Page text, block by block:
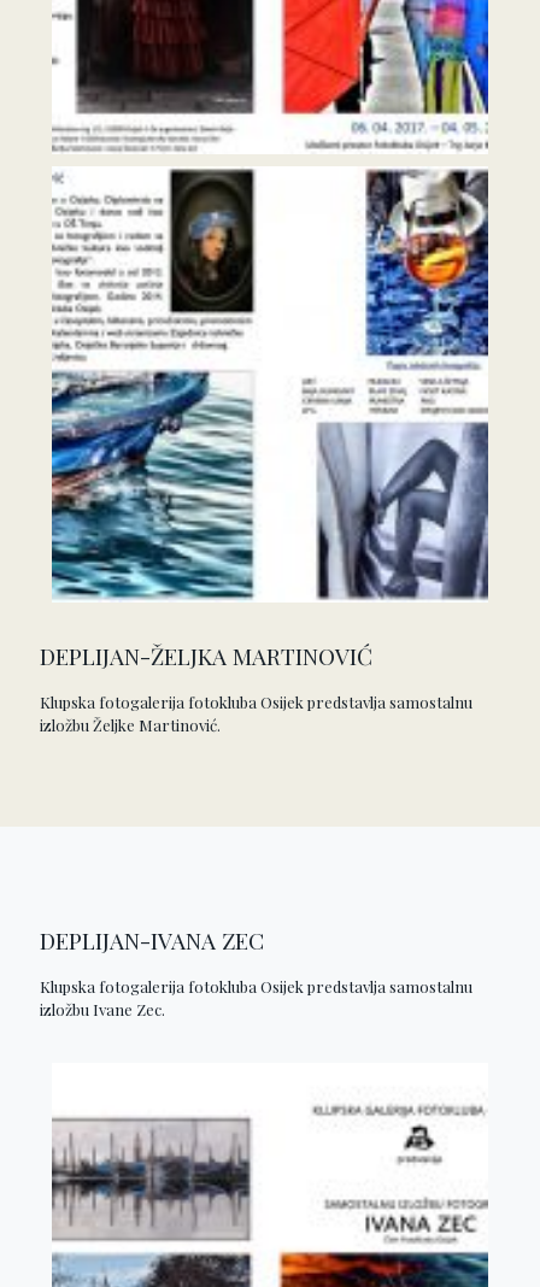
DEPLIJAN-ŽELJKA MARTINOVIĆ
Klupska fotogalerija fotokluba Osijek predstavlja samostalnu
izložbu Željke Martinović.
DEPLIJAN-IVANA ZEC
Klupska fotogalerija fotokluba Osijek predstavlja samostalnu
izložbu Ivane Zec.